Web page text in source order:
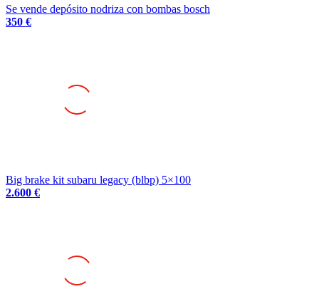
Se vende depósito nodriza con bombas bosch
350 €
Big brake kit subaru legacy (blbp) 5×100
2.600 €